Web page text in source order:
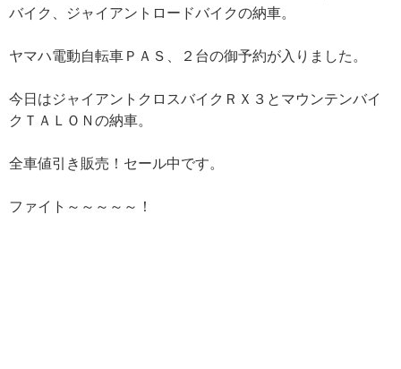
バイク、ジャイアントロードバイクの納車。
ヤマハ電動自転車ＰＡＳ、２台の御予約が入りました。
今日はジャイアントクロスバイクＲＸ３とマウンテンバイ
クＴＡＬＯＮの納車。
全車値引き販売！セール中です。
ファイト～～～～～！